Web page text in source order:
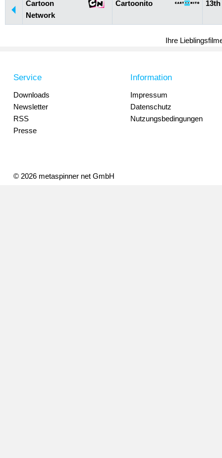
Cartoon
Network
Cartoonito
Ihre
Service
Downloads
Newsletter
RSS
Presse
Information
Impressum
Datenschutz
Nutzungsbedingungen
© 2026 metaspinner net GmbH